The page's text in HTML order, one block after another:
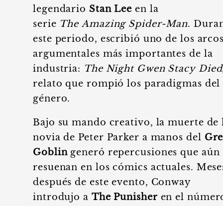
legendario Stan Lee en la
serie The Amazing Spider-Man.
este periodo, escribió uno de los
argumentales más importantes de la
industria: The Night Gwen Stacy Died
relato que rompió los paradigmas del
género.
Bajo su mando creativo, la muerte de
novia de Peter Parker a manos del
Goblingeneró repercusiones que aún
resuenan en los cómics actuales.
después de este evento, Conway
introdujo a The Punisheren el